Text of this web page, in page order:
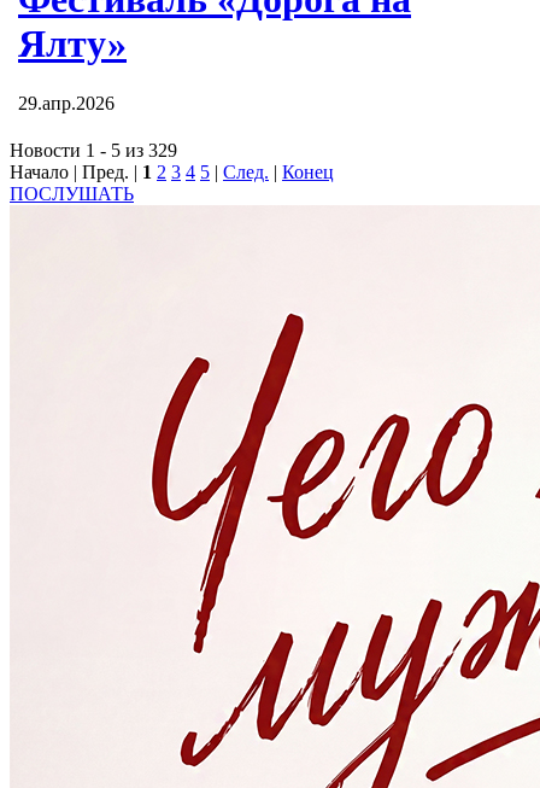
Ялту»
29.апр.2026
Новости 1 - 5 из 329
Начало | Пред. | 1 2 3 4 5 | След. | Конец
ПОСЛУШАТЬ